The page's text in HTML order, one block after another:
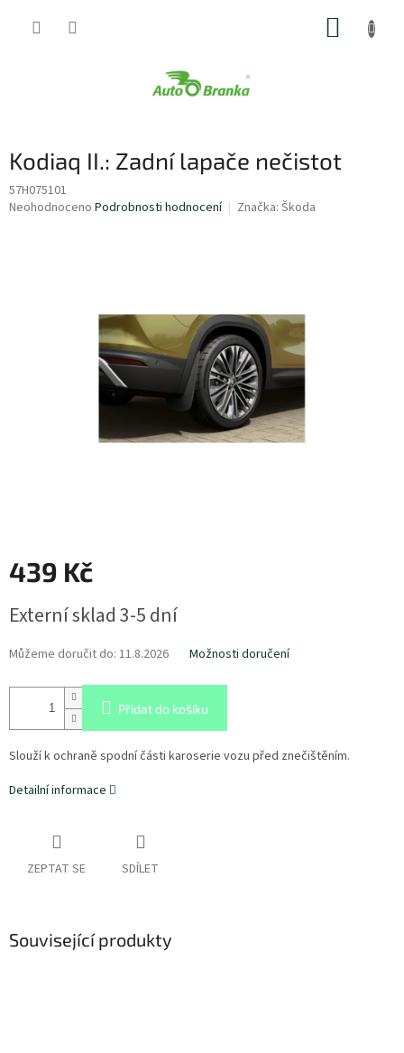
Kodiaq II.: Zadní lapače nečistot
57H075101
Průměrné
Neohodnoceno Podrobnosti hodnocení Značka: Škoda
439 Kč
cena:
Externí sklad 3-5 dní
Můžeme doručit do: 11.8.2026 Možnosti doručení
Přidat do košíku
Slouží k ochraně spodní části karoserie vozu před znečištěním.
Detailní informace
ZEPTAT SE SDÍLET
Související produkty